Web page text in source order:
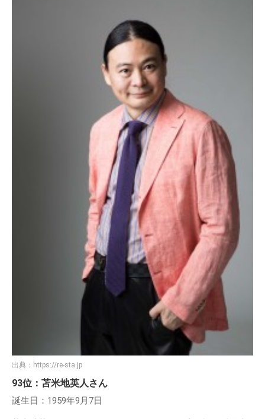
出典： https://re-sta.jp
93位：苫米地英人さん
誕生日：1959年9月7日